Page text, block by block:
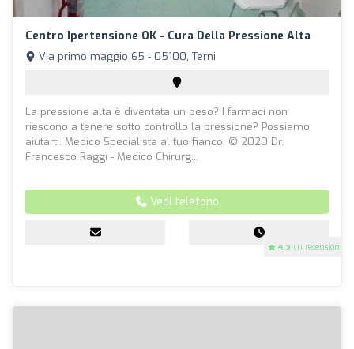
Centro Ipertensione OK - Cura Della Pressione Alta
4.9 (11 recensioni)
Via primo maggio 65 - 05100, Terni
La pressione alta è diventata un peso? I farmaci non
riescono a tenere sotto controllo la pressione? Possiamo
aiutarti. Medico Specialista al tuo fianco. © 2020 Dr.
Francesco Raggi - Medico Chirurg...
Vedi telefono